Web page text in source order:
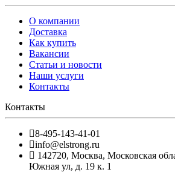
О компании
Доставка
Как купить
Вакансии
Статьи и новости
Наши услуги
Контакты
Контакты
8-495-143-41-01
info@elstrong.ru
142720, Москва, Московская
Южная ул, д. 19 к. 1